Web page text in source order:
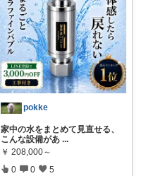
pokke
家中の水をまとめて見直せる、
こんな設備があ ...
￥ 208,000～
0 0 5